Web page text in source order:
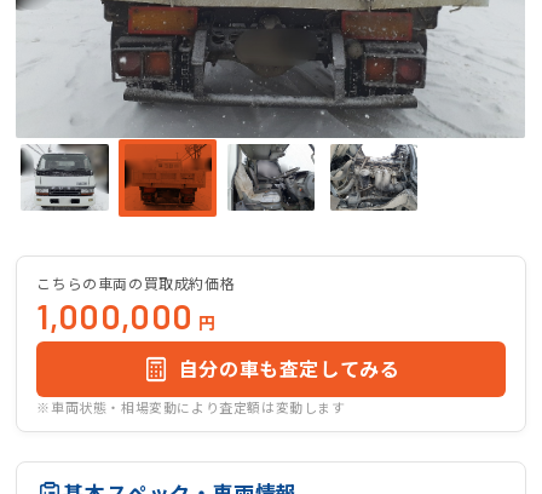
こちらの車両の買取成約価格
1,000,000 円
自分の車も査定してみる
※車両状態・相場変動により査定額は変動します